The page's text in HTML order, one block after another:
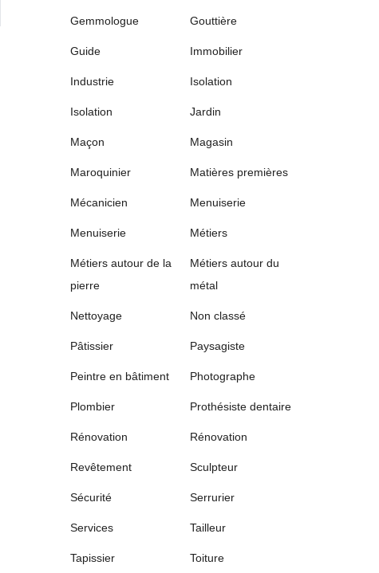
Gemmologue Gouttière
Guide Immobilier
Industrie Isolation
Isolation Jardin
Maçon Magasin
Maroquinier Matières premières
Mécanicien Menuiserie
Menuiserie Métiers
Métiers autour de la
pierre
Métiers autour du
métal
Nettoyage Non classé
Pâtissier Paysagiste
Peintre en bâtiment Photographe
Plombier Prothésiste dentaire
Rénovation Rénovation
Revêtement Sculpteur
Sécurité Serrurier
Services Tailleur
Tapissier Toiture